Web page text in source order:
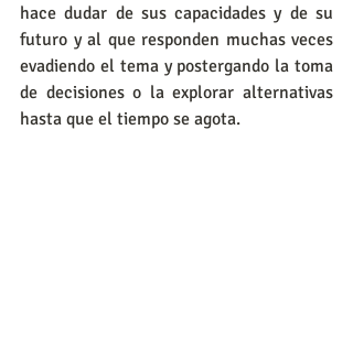
hace dudar de sus capacidades y de su
futuro y al que responden muchas veces
evadiendo el tema y postergando la toma
de decisiones o la explorar alternativas
hasta que el tiempo se agota.